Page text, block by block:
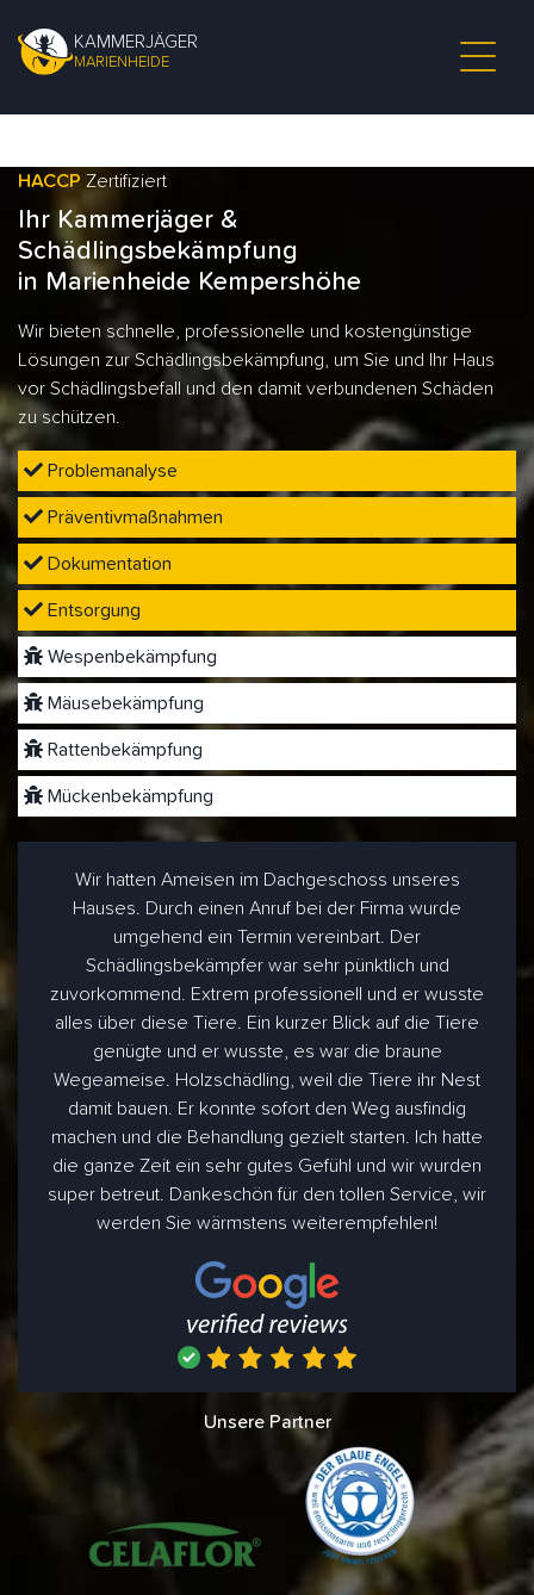
KAMMERJÄGER
MARIENHEIDE
HACCP Zertifiziert
Ihr Kammerjäger &
Schädlingsbekämpfung
in Marienheide Kempershöhe
Wir bieten schnelle, professionelle und kostengünstige
Lösungen zur Schädlingsbekämpfung, um Sie und Ihr Haus
vor Schädlingsbefall und den damit verbundenen Schäden
zu schützen.
Problemanalyse
Präventivmaßnahmen
Dokumentation
Entsorgung
Wespenbekämpfung
Mäusebekämpfung
Rattenbekämpfung
Mückenbekämpfung
Wir hatten Ameisen im Dachgeschoss unseres
Hauses. Durch einen Anruf bei der Firma wurde
umgehend ein Termin vereinbart. Der
Schädlingsbekämpfer war sehr pünktlich und
zuvorkommend. Extrem professionell und er wusste
alles über diese Tiere. Ein kurzer Blick auf die Tiere
genügte und er wusste, es war die braune
Wegeameise. Holzschädling, weil die Tiere ihr Nest
damit bauen. Er konnte sofort den Weg ausfindig
machen und die Behandlung gezielt starten. Ich hatte
die ganze Zeit ein sehr gutes Gefühl und wir wurden
super betreut. Dankeschön für den tollen Service, wir
werden Sie wärmstens weiterempfehlen!
Unsere Partner